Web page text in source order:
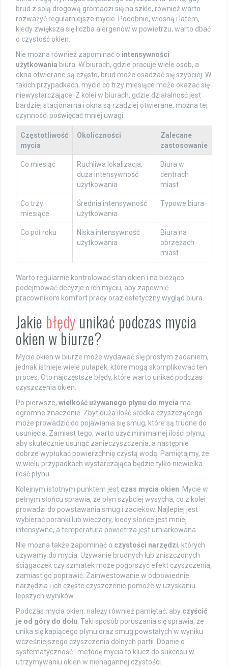
brud z solą drogową gromadzi się na szkle, również warto
rozważyć regularniejsze mycie. Podobnie, wiosną i latem,
kiedy zwiększa się liczba alergenów w powietrzu, warto dbać
o czystość okien.
Nie można również zapominać o intensywności
użytkowania biura. W biurach, gdzie pracuje wiele osób, a
okna otwierane są często, brud może osadzać się szybciej. W
takich przypadkach, mycie co trzy miesiące może okazać się
niewystarczające. Z kolei w biurach, gdzie działalność jest
bardziej stacjonarna i okna są rzadziej otwierane, można tej
czynności poświęcać mniej uwagi.
Częstotliwość
mycia
Okoliczności
Zalecane
zastosowanie
Co miesiąc
Ruchliwa lokalizacja,
duża intensywność
użytkowania
Biura w
centrach
miast
Co trzy
miesiące
Średnia intensywność
użytkowania
Typowe biura
Co pół roku
Niska intensywność
użytkowania
Biura na
obrzeżach
miast
Warto regularnie kontrolować stan okien i na bieżąco
podejmować decyzje o ich myciu, aby zapewnić
pracownikom komfort pracy oraz estetyczny wygląd biura.
Jakie błędy unikać podczas mycia
okien w biurze?
Mycie okien w biurze może wydawać się prostym zadaniem,
jednak istnieje wiele pułapek, które mogą skomplikować ten
proces. Oto najczęstsze błędy, które warto unikać podczas
czyszczenia okien.
Po pierwsze, wielkość używanego płynu do mycia ma
ogromne znaczenie. Zbyt duża ilość środka czyszczącego
może prowadzić do pojawiania się smug, które są trudne do
usunięcia. Zamiast tego, warto użyć minimalnej ilości płynu,
aby skutecznie usunąć zanieczyszczenia, a następnie
dobrze wypłukać powierzchnię czystą wodą. Pamiętajmy, że
w wielu przypadkach wystarczająca będzie tylko niewielka
ilość płynu.
Kolejnym istotnym punktem jest czas mycia okien . Mycie w
pełnym słońcu sprawia, że płyn szybciej wysycha, co z kolei
prowadzi do powstawania smug i zacieków. Najlepiej jest
wybierać poranki lub wieczory, kiedy słońce jest mniej
intensywne, a temperatura powietrza jest umiarkowana.
Nie można także zapominać o czystości narzędzi, których
używamy do mycia. Używanie brudnych lub zniszczonych
ściągaczek czy szmatek może pogorszyć efekt czyszczenia,
zamiast go poprawić. Zainwestowanie w odpowiednie
narzędzia i ich częste czyszczenie pomoże w uzyskaniu
lepszych wyników.
Podczas mycia okien, należy również pamiętać, aby czyścić
je od góry do dołu . Taki sposób poruszania się sprawia, że
unika się kapiącego płynu oraz smug powstałych w wyniku
wcześniejszego czyszczenia dolnych partii. Dbanie o
systematyczność i metodę mycia to klucz do sukcesu w
utrzymywaniu okien w nienagannej czystości.